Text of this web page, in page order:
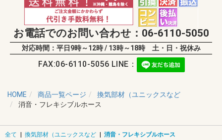
お電話でのお問い合わせ：06-6110-5050
対応時間：平日9時～12時 / 13時～18時 土・日・祝休み
FAX:06-6110-5056 LINE：
HOME 商品一覧ページ
換気部材（ユニックスなど
消音・フレキシブルホース
全て | 換気部材（ユニックスなど | 消音・フレキシブルホース